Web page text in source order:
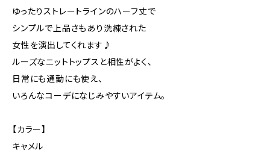
ゆったりストレートラインのハーフ丈で
シンプルで上品さもあり洗練された
女性を演出してくれます♪
ルーズなニットトップスと相性がよく、
日常にも通勤にも使え、
いろんなコーデになじみやすいアイテム。
【カラー】
キャメル